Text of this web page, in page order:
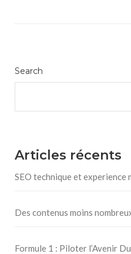
Search
Articles récents
SEO technique et experience
Des contenus moins
Formule 1 : Piloter l’Avenir